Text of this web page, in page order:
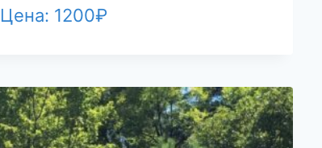
Цена: 1200₽